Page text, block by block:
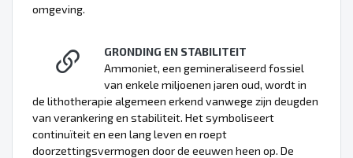
omgeving.
GRONDING EN STABILITEIT
Ammoniet, een gemineraliseerd fossiel
van enkele miljoenen jaren oud, wordt in
de lithotherapie algemeen erkend vanwege zijn deugden
van verankering en stabiliteit. Het symboliseert
continuïteit en een lang leven en roept
doorzettingsvermogen door de eeuwen heen op. De